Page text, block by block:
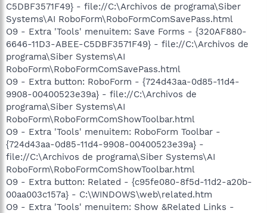
C5DBF3571F49} - file://C:\Archivos de programa\Siber
Systems\AI RoboForm\RoboFormComSavePass.html
O9 - Extra 'Tools' menuitem: Save Forms - {320AF880-
6646-11D3-ABEE-C5DBF3571F49} - file://C:\Archivos de
programa\Siber Systems\AI
RoboForm\RoboFormComSavePass.html
O9 - Extra button: RoboForm - {724d43aa-0d85-11d4-
9908-00400523e39a} - file://C:\Archivos de
programa\Siber Systems\AI
RoboForm\RoboFormComShowToolbar.html
O9 - Extra 'Tools' menuitem: RoboForm Toolbar -
{724d43aa-0d85-11d4-9908-00400523e39a} -
file://C:\Archivos de programa\Siber Systems\AI
RoboForm\RoboFormComShowToolbar.html
O9 - Extra button: Related - {c95fe080-8f5d-11d2-a20b-
00aa003c157a} - C:\WINDOWS\web\related.htm
O9 - Extra 'Tools' menuitem: Show &Related Links -